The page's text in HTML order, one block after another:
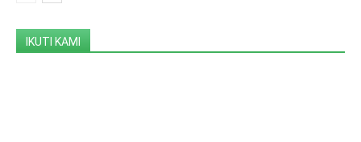
IKUTI KAMI